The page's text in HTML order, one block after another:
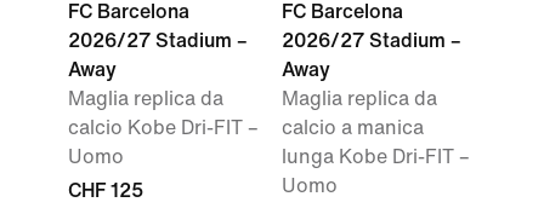
FC Barcelona
2026/27 Stadium –
Away
Maglia replica da
calcio Kobe Dri-FIT –
Uomo
CHF 125
FC Barcelona
2026/27 Stadium –
Away
Maglia replica da
calcio a manica
lunga Kobe Dri-FIT –
Uomo